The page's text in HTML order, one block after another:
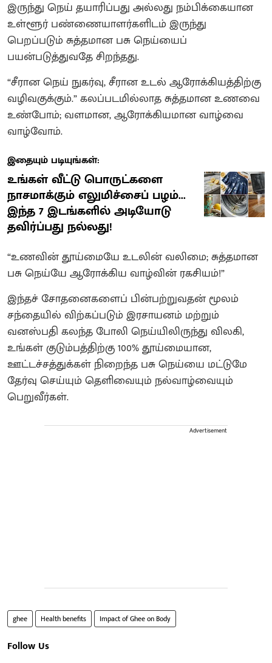
இருந்து நெய் தயாரிப்பது அல்லது நம்பிக்கையான
உள்ளூர் பண்ணையாளர்களிடம் இருந்து
பெறப்படும் சுத்தமான பசு நெய்யைப்
பயன்படுத்துவதே சிறந்தது.
“சீரான நெய் நுகர்வு, சீரான உடல் ஆரோக்கியத்திற்கு
வழிவகுக்கும்.” கலப்படமில்லாத சுத்தமான உணவை
உண்போம்; வளமான, ஆரோக்கியமான வாழ்வை
வாழ்வோம்.
இதையும் படியுங்கள்:
உங்கள் வீட்டு பொருட்களை
நாசமாக்கும் எலுமிச்சைப் பழம்...
இந்த 7 இடங்களில் அடியோடு
தவிர்ப்பது நல்லது!
“உணவின் தூய்மையே உடலின் வலிமை; சுத்தமான
பசு நெய்யே ஆரோக்கிய வாழ்வின் ரகசியம்!”
இந்தச் சோதனைகளைப் பின்பற்றுவதன் மூலம்
சந்தையில் விற்கப்படும் இரசாயனம் மற்றும்
வனஸ்பதி கலந்த போலி நெய்யிலிருந்து விலகி,
உங்கள் குடும்பத்திற்கு 100% தூய்மையான,
ஊட்டச்சத்துக்கள் நிறைந்த பசு நெய்யை மட்டுமே
தேர்வு செய்யும் தெளிவையும் நல்வாழ்வையும்
பெறுவீர்கள்.
Advertisement
ghee Health benefits Impact of Ghee on Body
Follow Us